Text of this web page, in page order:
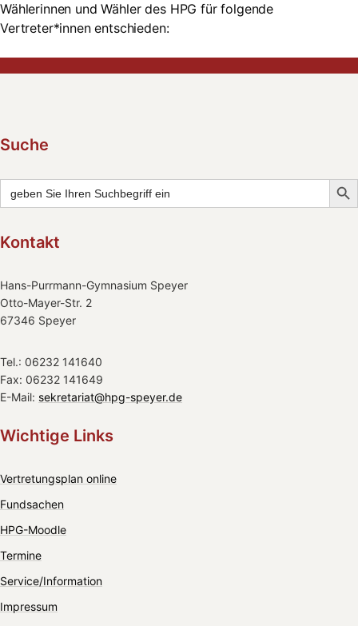
Wählerinnen und Wähler des HPG für folgende
Vertreter*innen entschieden:
Suche
Search
for:
Kontakt
Hans-Purrmann-Gymnasium Speyer
Otto-Mayer-Str. 2
67346 Speyer
Tel.: 06232 141640
Fax: 06232 141649
E-Mail: sekretariat@hpg-speyer.de
Wichtige Links
Vertretungsplan online
Fundsachen
HPG-Moodle
Termine
Service/Information
Impressum